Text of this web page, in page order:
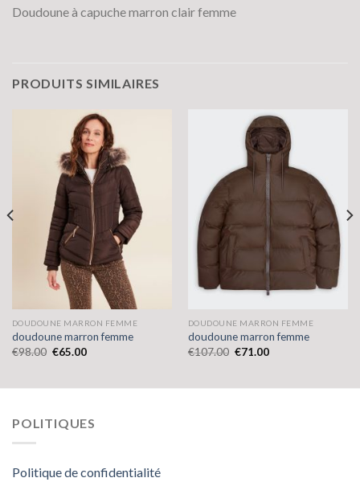
Doudoune à capuche marron clair femme
PRODUITS SIMILAIRES
DOUDOUNE MARRON FEMME
doudoune marron femme
€98.00 €65.00
DOUDOUNE MARRON FEMME
doudoune marron femme
€107.00 €71.00
POLITIQUES
Politique de confidentialité